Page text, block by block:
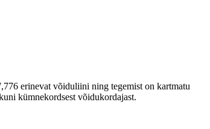
erinevat võiduliini ning tegemist on kartmatu
kümnekordsest võidukordajast.